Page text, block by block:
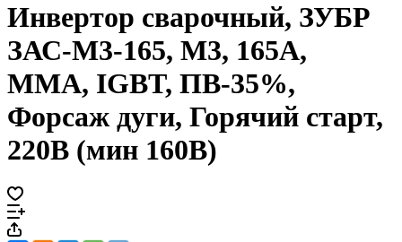
Инвертор сварочный, ЗУБР
ЗАС-М3-165, М3, 165А,
MMA, IGBT, ПВ-35%,
Форсаж дуги, Горячий старт,
220В (мин 160В)